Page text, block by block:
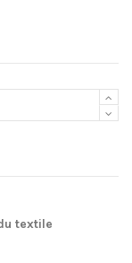
textile